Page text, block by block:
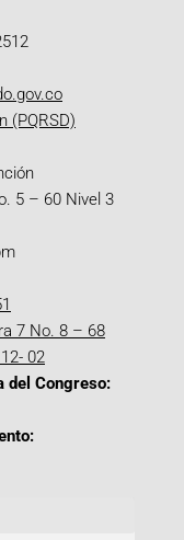
(PQRSD)
5 – 60 Nivel 3
7 No. 8 – 68
02
del Congreso: